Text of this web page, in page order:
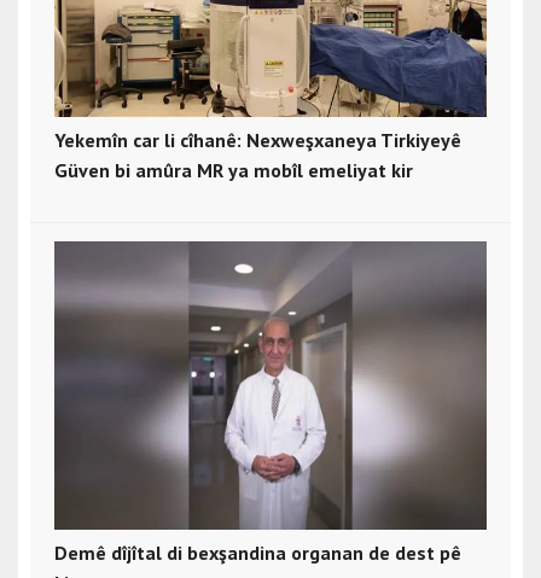
Yekemîn car li cîhanê: Nexweşxaneya Tirkiyeyê
Güven bi amûra MR ya mobîl emeliyat kir
Demê dîjîtal di bexşandina organan de dest pê